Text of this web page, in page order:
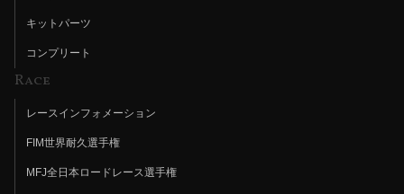
キットパーツ
コンプリート
Race
レースインフォメーション
FIM世界耐久選手権
MFJ全日本ロードレース選手権